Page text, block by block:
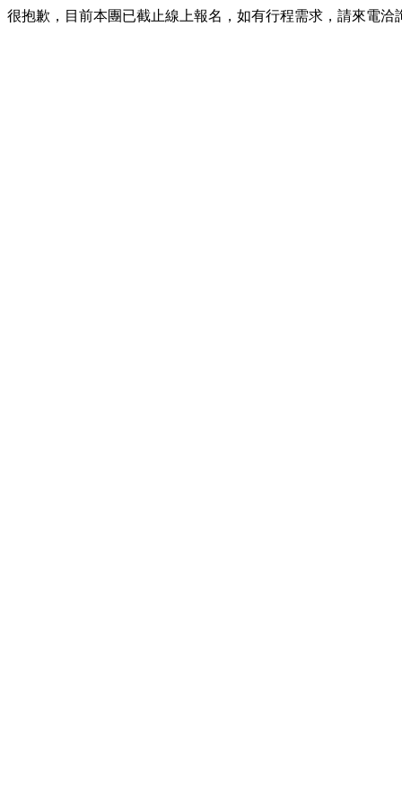
很抱歉，目前本團已截止線上報名，如有行程需求，請來電洽